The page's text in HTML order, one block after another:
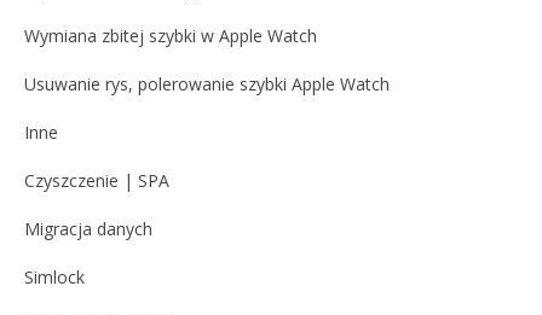
Wymiana zbitej szybki w Apple Watch
Usuwanie rys, polerowanie szybki Apple Watch
Inne
Czyszczenie | SPA
Migracja danych
Simlock